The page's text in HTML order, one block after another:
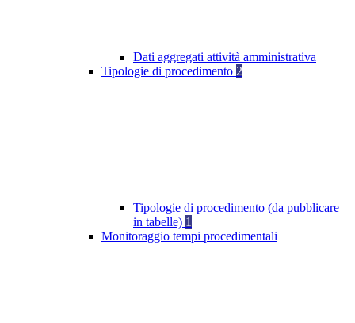
Dati aggregati attività amministrativa
Tipologie di procedimento 2
Tipologie di procedimento (da pubblicare
in tabelle) 1
Monitoraggio tempi procedimentali